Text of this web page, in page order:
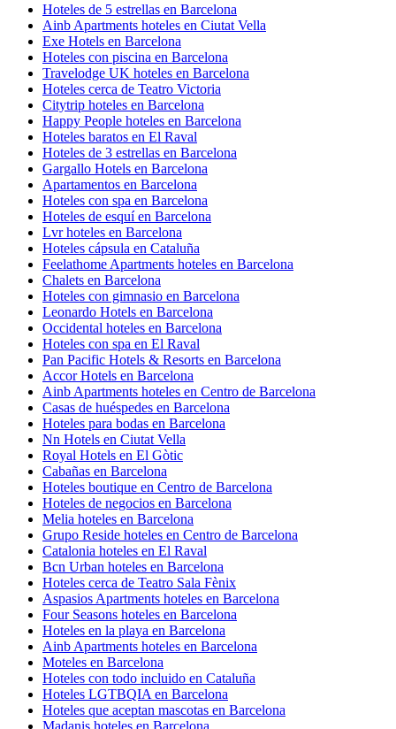
Hoteles de 5 estrellas en Barcelona
Ainb Apartments hoteles en Ciutat Vella
Exe Hotels en Barcelona
Hoteles con piscina en Barcelona
Travelodge UK hoteles en Barcelona
Hoteles cerca de Teatro Victoria
Citytrip hoteles en Barcelona
Happy People hoteles en Barcelona
Hoteles baratos en El Raval
Hoteles de 3 estrellas en Barcelona
Gargallo Hotels en Barcelona
Apartamentos en Barcelona
Hoteles con spa en Barcelona
Hoteles de esquí en Barcelona
Lvr hoteles en Barcelona
Hoteles cápsula en Cataluña
Feelathome Apartments hoteles en Barcelona
Chalets en Barcelona
Hoteles con gimnasio en Barcelona
Leonardo Hotels en Barcelona
Occidental hoteles en Barcelona
Hoteles con spa en El Raval
Pan Pacific Hotels & Resorts en Barcelona
Accor Hotels en Barcelona
Ainb Apartments hoteles en Centro de Barcelona
Casas de huéspedes en Barcelona
Hoteles para bodas en Barcelona
Nn Hotels en Ciutat Vella
Royal Hotels en El Gòtic
Cabañas en Barcelona
Hoteles boutique en Centro de Barcelona
Hoteles de negocios en Barcelona
Melia hoteles en Barcelona
Grupo Reside hoteles en Centro de Barcelona
Catalonia hoteles en El Raval
Bcn Urban hoteles en Barcelona
Hoteles cerca de Teatro Sala Fènix
Aspasios Apartments hoteles en Barcelona
Four Seasons hoteles en Barcelona
Hoteles en la playa en Barcelona
Ainb Apartments hoteles en Barcelona
Moteles en Barcelona
Hoteles con todo incluido en Cataluña
Hoteles LGTBQIA en Barcelona
Hoteles que aceptan mascotas en Barcelona
Madanis hoteles en Barcelona